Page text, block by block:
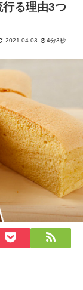
行る理由3つ
2021-04-03 4分3秒